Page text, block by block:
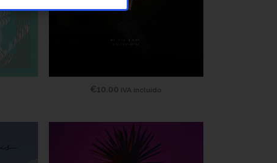
€10.00 IVA incluido